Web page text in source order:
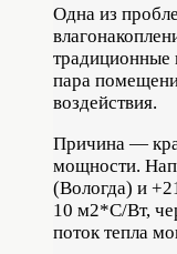
Одна из
традиционные
пара
воздействия.
Причина —
мощности.
(Вологда) и
10 м2*С/Вт,
поток тепла